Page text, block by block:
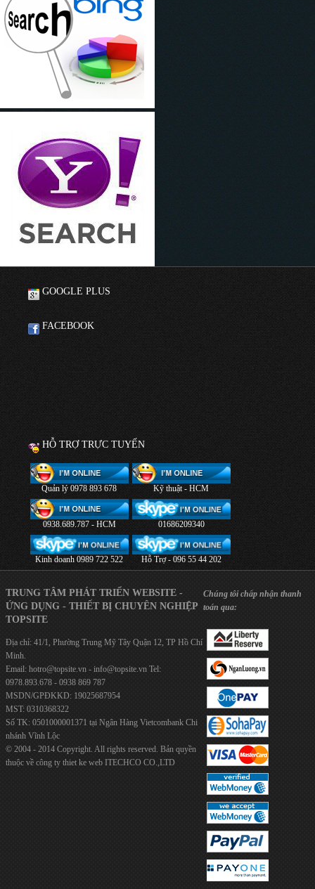
GOOGLE PLUS
FACEBOOK
HỖ TRỢ TRỰC TUYẾN
Quản lý 0978 893 678 Kỹ thuật - HCM
0938.689.787 - HCM 01686209340
Kinh doanh 0989 722 522 Hỗ Trợ - 096 55 44 202
TRUNG TÂM PHÁT TRIỂN WEBSITE -
ỨNG DỤNG - THIẾT BỊ CHUYÊN NGHIỆP
TOPSITE
Địa chỉ: 41/1, Phường Trung Mỹ Tây Quận 12, TP Hồ Chí
Minh.
Email: hotro@topsite.vn - info@topsite.vn Tel:
0978.893.678 - 0938 869 787
MSDN/GPĐKKD: 19025687954
MST: 0310368322
Số TK: 0501000001371 tại Ngân Hàng Vietcombank Chi
nhánh Vĩnh Lộc
© 2004 - 2014 Copyright. All rights reserved. Bản quyền
thuộc về công ty thiet ke web ITECHCO CO.,LTD
Chúng tôi chấp nhận thanh
toán qua: